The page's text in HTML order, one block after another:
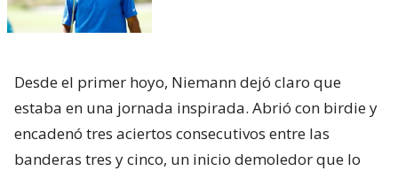
Desde el primer hoyo, Niemann dejó claro que
estaba en una jornada inspirada. Abrió con birdie y
encadenó tres aciertos consecutivos entre las
banderas tres y cinco, un inicio demoledor que lo